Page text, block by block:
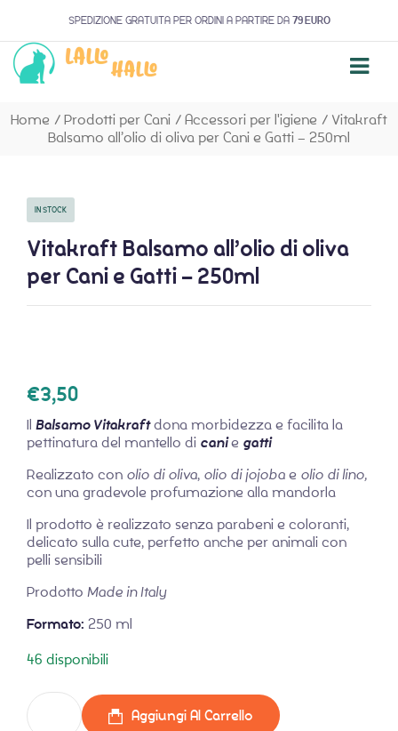
SPEDIZIONE GRATUITA PER ORDINI A PARTIRE DA 79 EURO
Home / Prodotti per Cani / Accessori per l'igiene / Vitakraft
Balsamo all’olio di oliva per Cani e Gatti – 250ml
IN STOCK
Vitakraft Balsamo all’olio di oliva
per Cani e Gatti – 250ml
€3,50
Il Balsamo Vitakraftdona morbidezza e facilita la
pettinatura del mantello di canie gatti
Realizzato con olio di oliva, olio di jojobae olio di lino,
con una gradevole profumazione alla mandorla
Il prodotto è realizzato senza parabeni e coloranti,
delicato sulla cute, perfetto anche per animali con
pelli sensibili
Prodotto Made in Italy
Formato: 250 ml
46 disponibili
Aggiungi Al Carrello